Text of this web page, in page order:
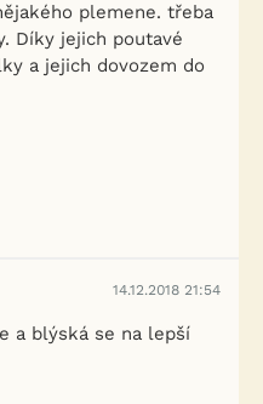
plemene. třeba
Díky jejich poutavé
a jejich dovozem do
14.12.2018 21:54
a blýská se na lepší